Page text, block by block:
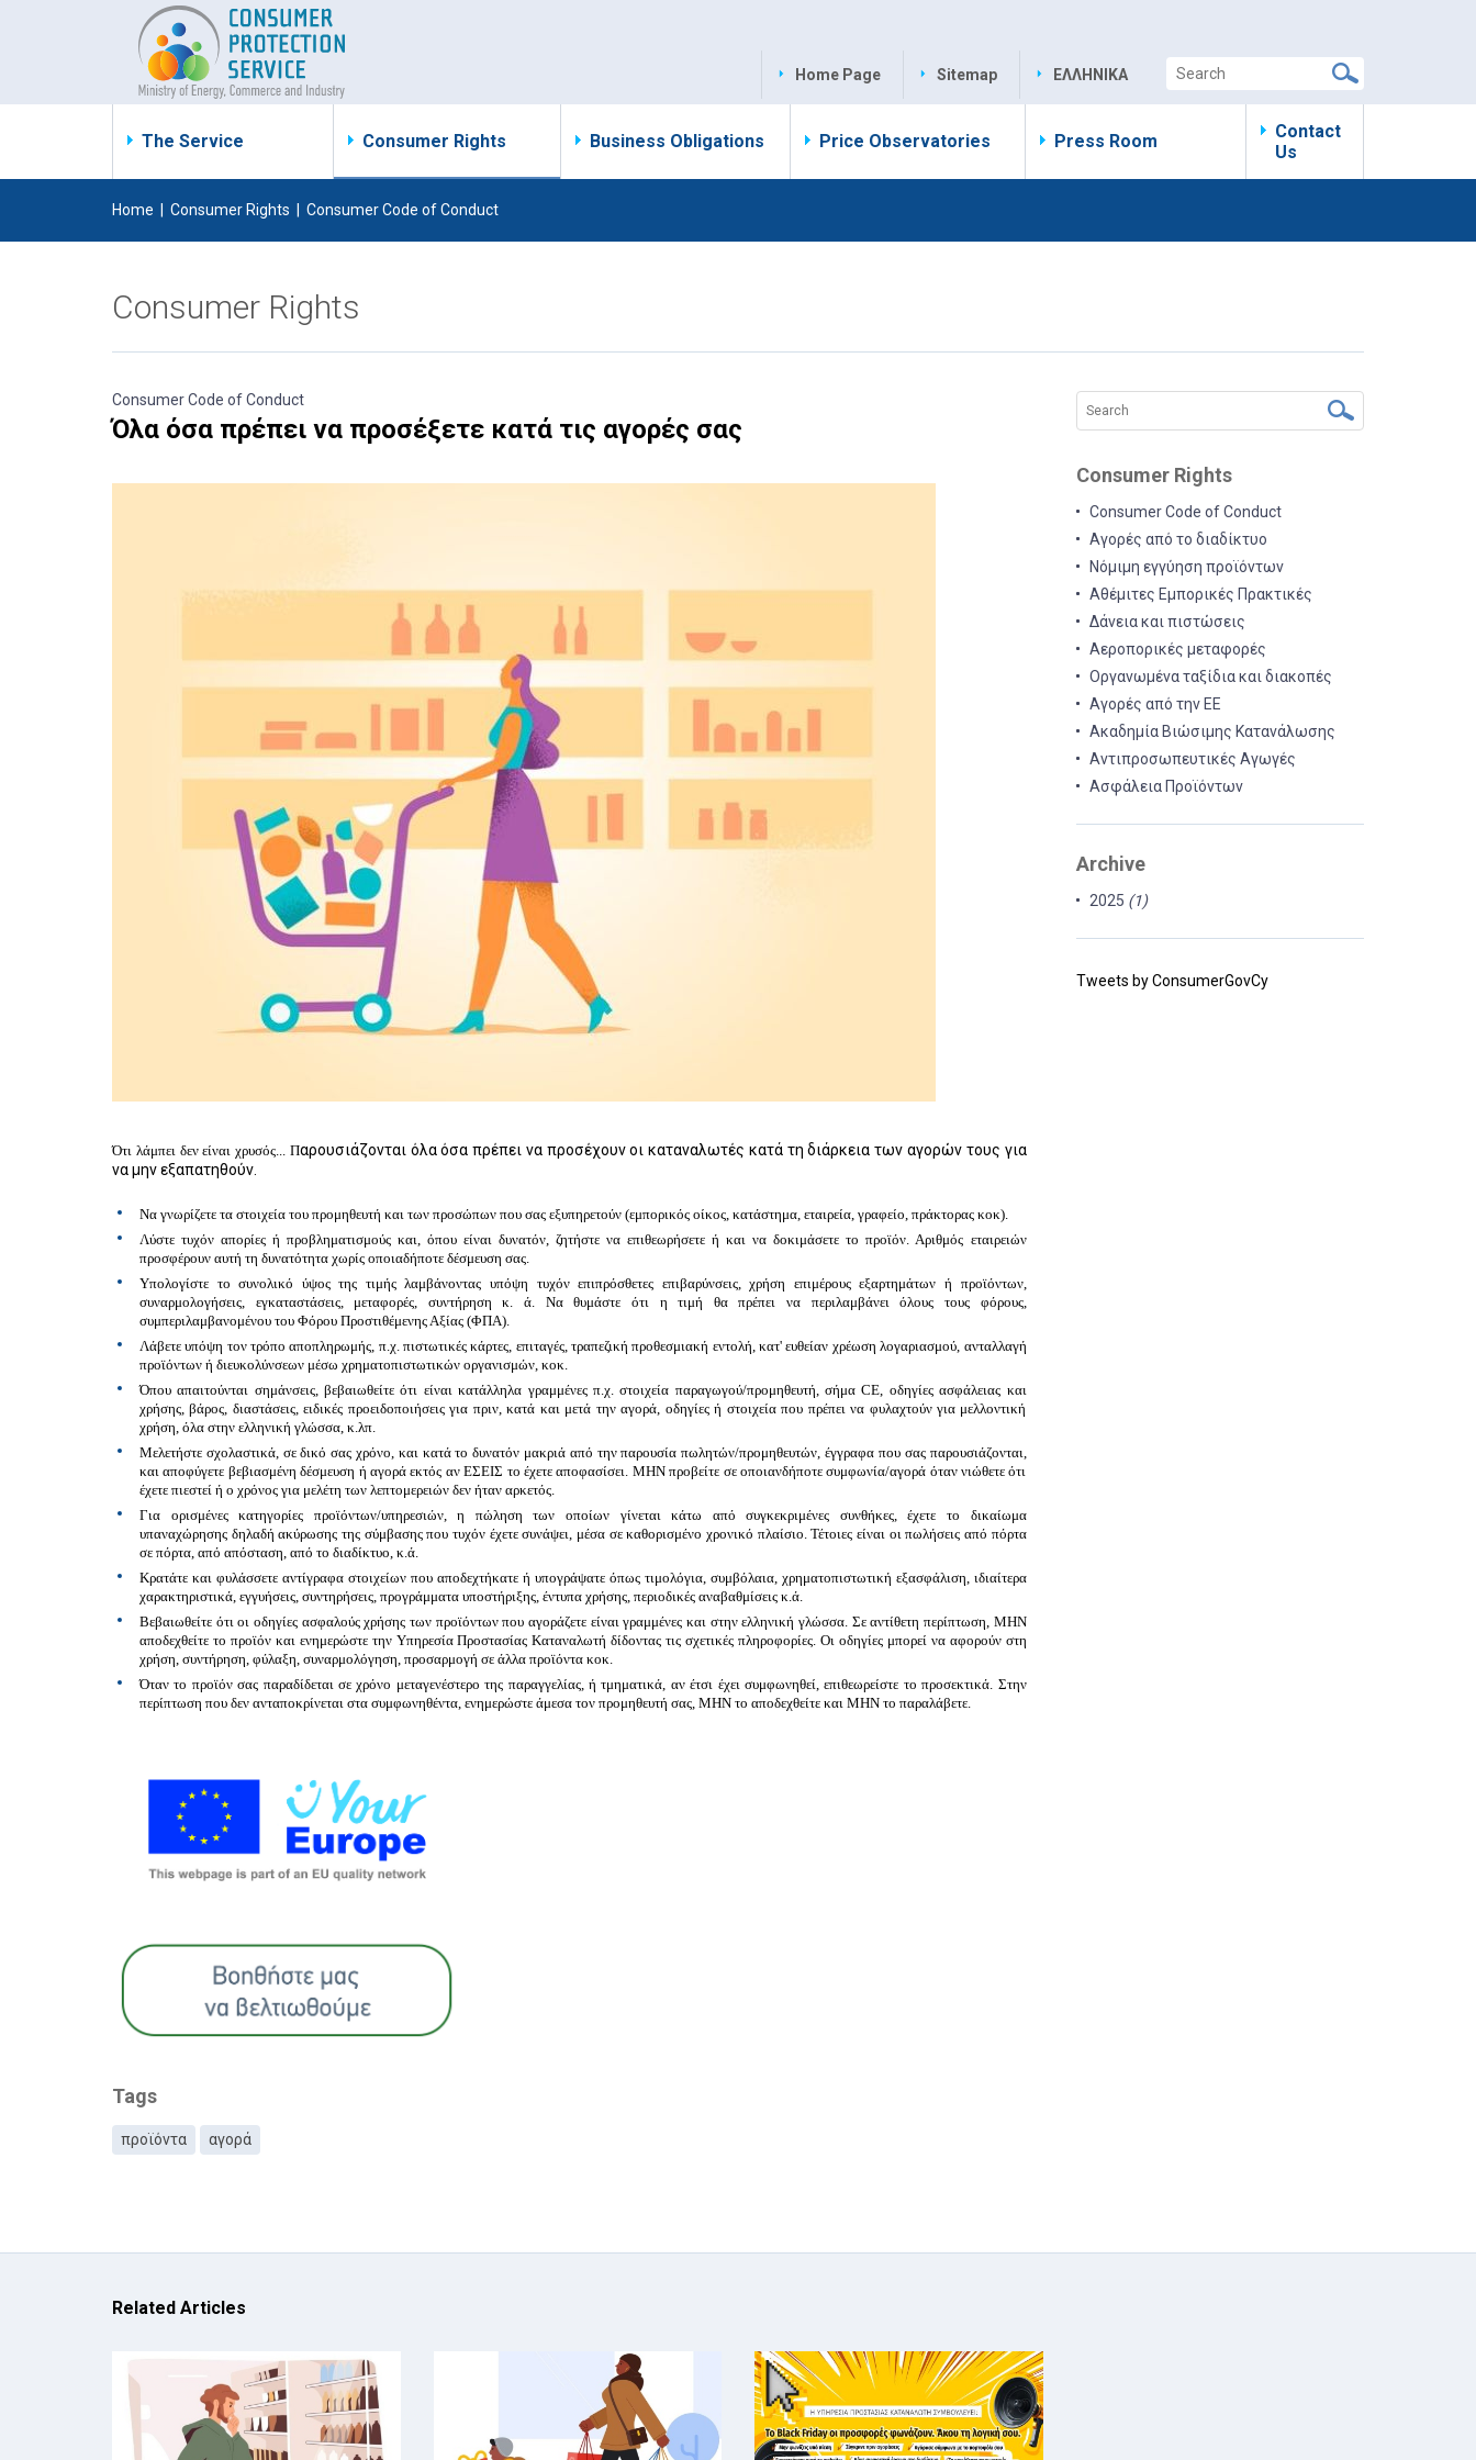
Home Page Sitemap ΕΛΛΗΝΙΚΑ
The Service Consumer Rights Business Obligations Price Observatories Press Room
Contact
Us
Home Consumer Rights Consumer Code of Conduct
Consumer Rights
Consumer Code of Conduct
Όλα όσα πρέπει να προσέξετε κατά τις αγορές σας
Ότι λάμπει δεν είναι χρυσός... Παρουσιάζονται όλα όσα πρέπει να προσέχουν οι καταναλωτές κατά τη διάρκεια των αγορών τους για
να μην εξαπατηθούν.
Να γνωρίζετε τα στοιχεία του προμηθευτή και των προσώπων που σας εξυπηρετούν (εμπορικός οίκος, κατάστημα, εταιρεία, γραφείο, πράκτορας κοκ).
Λύστε τυχόν απορίες ή προβληματισμούς και, όπου είναι δυνατόν, ζητήστε να επιθεωρήσετε ή και να δοκιμάσετε το προϊόν. Αριθμός εταιρειών
προσφέρουν αυτή τη δυνατότητα χωρίς οποιαδήποτε δέσμευση σας.
Υπολογίστε τοσυνολικό ύψος της τιμήςλαμβάνοντας υπόψη τυχόν επιπρόσθετες επιβαρύνσεις, χρήση επιμέρους εξαρτημάτων ή προϊόντων,
συναρμολογήσεις, εγκαταστάσεις, μεταφορές, συντήρηση κ. ά. Να θυμάστε ότι η τιμή θα πρέπει να περιλαμβάνει όλους τους φόρους,
συμπεριλαμβανομένου του Φόρου Προστιθέμενης Αξίας (ΦΠΑ).
Λάβετε υπόψη τοντρόπο αποπληρωμής, π.χ. πιστωτικές κάρτες, επιταγές, τραπεζική προθεσμιακή εντολή, κατ' ευθείαν χρέωση λογαριασμού, ανταλλαγή
προϊόντων ή διευκολύνσεων μέσω χρηματοπιστωτικών οργανισμών, κοκ.
Όπου απαιτούνται σημάνσεις, βεβαιωθείτε ότι είναι κατάλληλα γραμμένες π.χ. στοιχεία παραγωγού/προμηθευτή, σήμα CE, οδηγίες ασφάλειας και
χρήσης, βάρος, διαστάσεις, ειδικές προειδοποιήσεις για πριν, κατά και μετά την αγορά, οδηγίες ή στοιχεία που πρέπει να φυλαχτούν για μελλοντική
χρήση, όλα στην ελληνική γλώσσα, κ.λπ.
Μελετήστε σχολαστικά, σε δικό σας χρόνο, και κατά το δυνατόν μακριά από την παρουσία πωλητών/προμηθευτών, έγγραφα που σας παρουσιάζονται,
και αποφύγετε βεβιασμένη δέσμευση ή αγορά εκτός αν ΕΣΕΙΣ το έχετε αποφασίσει. ΜΗΝ προβείτε σε οποιανδήποτε συμφωνία/αγορά όταν νιώθετε ότι
έχετε πιεστεί ή ο χρόνος για μελέτη των λεπτομερειών δεν ήταν αρκετός.
Για ορισμένες κατηγορίες προϊόντων/υπηρεσιών, η πώληση των οποίων γίνεται κάτω από συγκεκριμένες συνθήκες, έχετε το δικαίωμα
υπαναχώρησης δηλαδή ακύρωσης της σύμβασης που τυχόν έχετε συνάψει, μέσα σε καθορισμένο χρονικό πλαίσιο. Τέτοιες είναι οι πωλήσεις από πόρτα
σε πόρτα, από απόσταση, από το διαδίκτυο, κ.ά.
Κρατάτε και φυλάσσετε αντίγραφα στοιχείωνπου αποδεχτήκατε ή υπογράψατε όπως τιμολόγια, συμβόλαια, χρηματοπιστωτική εξασφάλιση, ιδιαίτερα
χαρακτηριστικά, εγγυήσεις, συντηρήσεις, προγράμματα υποστήριξης, έντυπα χρήσης, περιοδικές αναβαθμίσεις κ.ά.
Βεβαιωθείτε ότι οι οδηγίες ασφαλούς χρήσης των προϊόντων που αγοράζετε είναι γραμμένες και στην ελληνική γλώσσα. Σε αντίθετη περίπτωση, ΜΗΝ
αποδεχθείτε το προϊόν και ενημερώστε την Υπηρεσία Προστασίας Καταναλωτή δίδοντας τις σχετικές πληροφορίες. Οι οδηγίες μπορεί να αφορούν στη
χρήση, συντήρηση, φύλαξη, συναρμολόγηση, προσαρμογή σε άλλα προϊόντα κοκ.
Όταν το προϊόν σας παραδίδεται σε χρόνο μεταγενέστερο της παραγγελίας, ή τμηματικά, αν έτσι έχει συμφωνηθεί,επιθεωρείστε το προσεκτικά. Στην
περίπτωση που δεν ανταποκρίνεται στα συμφωνηθέντα, ενημερώστε άμεσα τον προμηθευτή σας, ΜΗΝ το αποδεχθείτε και ΜΗΝ το παραλάβετε.
Tags
προϊόντα αγορά
Consumer Rights
Consumer Code of Conduct
Αγορές από το διαδίκτυο
Νόμιμη εγγύηση προϊόντων
Αθέμιτες Εμπορικές Πρακτικές
Δάνεια και πιστώσεις
Αεροπορικές μεταφορές
Οργανωμένα ταξίδια και διακοπές
Αγορές από την ΕΕ
Ακαδημία Βιώσιμης Κατανάλωσης
Αντιπροσωπευτικές Αγωγές
Ασφάλεια Προϊόντων
Archive
2025 (1)
Tweets by ConsumerGovCy
Related Articles